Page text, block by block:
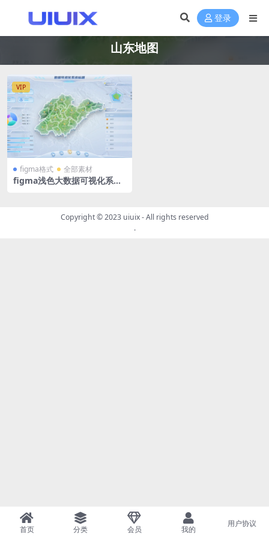
登录
山东地图
VIP
figma格式 全部素材
figma浅色大数据可视化系统
Copyright © 2023 uiuix- All rights reserved
.
首页 分类 会员 我的
用户协议